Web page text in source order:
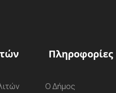
Πληροφορίες
Ο Δήμος